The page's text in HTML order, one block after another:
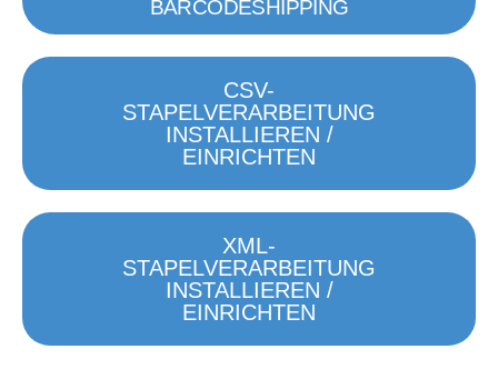
BARCODESHIPPING
CSV-
STAPELVERARBEITUNG
INSTALLIEREN /
EINRICHTEN
XML-
STAPELVERARBEITUNG
INSTALLIEREN /
EINRICHTEN